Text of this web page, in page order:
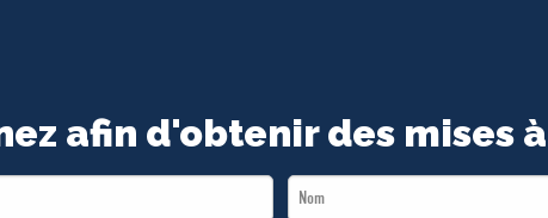
afin d'obtenir des mises
Last